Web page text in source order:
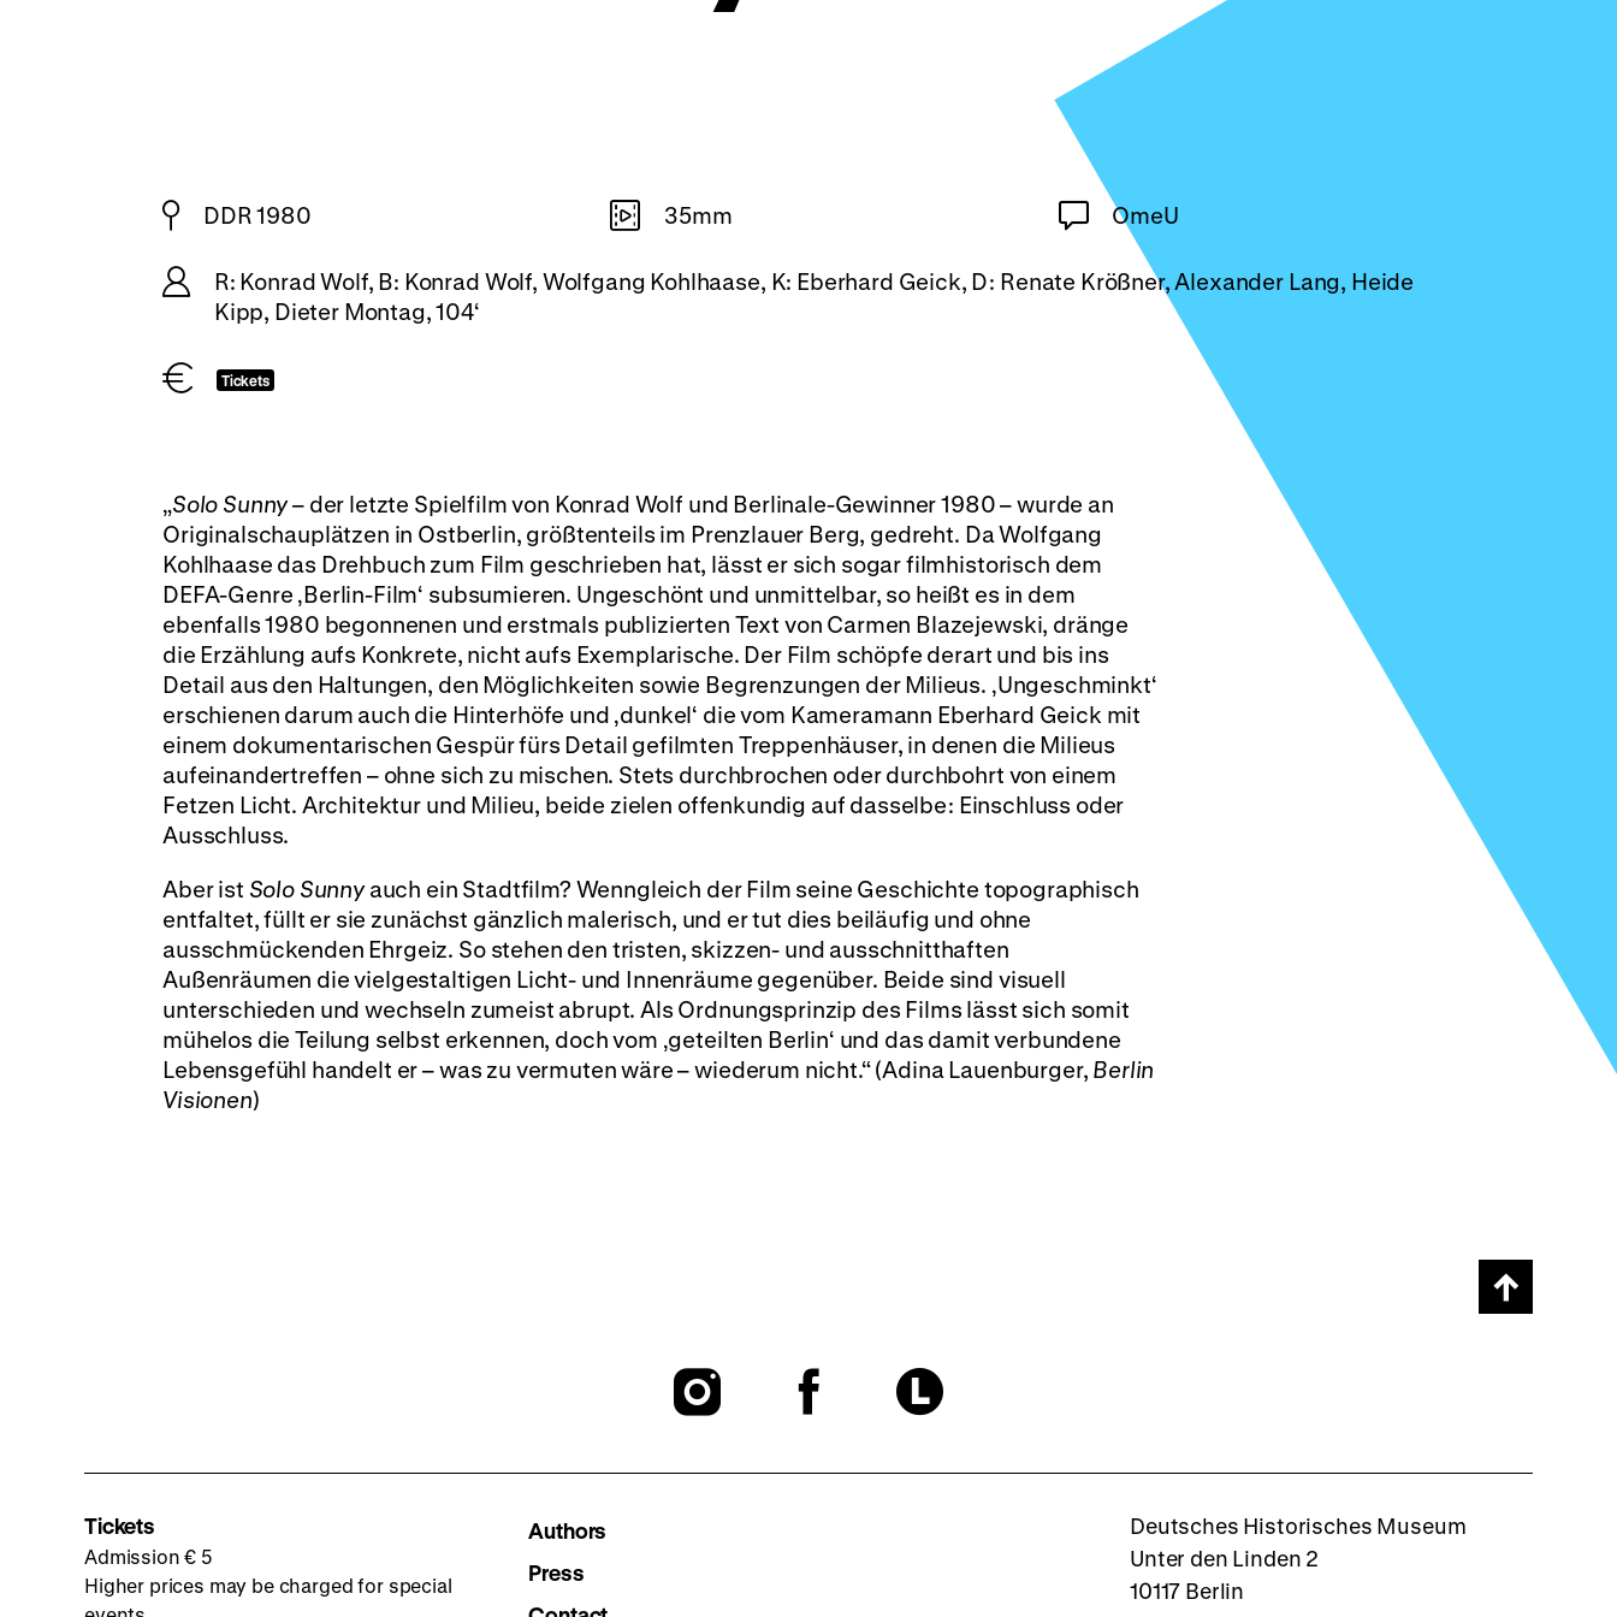
DDR 1980 35mm OmeU
R: Konrad Wolf, B: Konrad Wolf, Wolfgang Kohlhaase, K: Eberhard Geick, D: Renate Krößner, Alexander Lang, Heide
Kipp, Dieter Montag, 104‘
Tickets
„Solo Sunny– der letzte Spielfilm von Konrad Wolf und Berlinale-Gewinner 1980 – wurde an
Originalschauplätzen in Ostberlin, größtenteils im Prenzlauer Berg, gedreht. Da Wolfgang
Kohlhaase das Drehbuch zum Film geschrieben hat, lässt er sich sogar filmhistorisch dem
DEFA-Genre ‚Berlin-Film‘ subsumieren. Ungeschönt und unmittelbar, so heißt es in dem
ebenfalls 1980 begonnenen und erstmals publizierten Text von Carmen Blazejewski, dränge
die Erzählung aufs Konkrete, nicht aufs Exemplarische. Der Film schöpfe derart und bis ins
Detail aus den Haltungen, den Möglichkeiten sowie Begrenzungen der Milieus. ‚Ungeschminkt‘
erschienen darum auch die Hinterhöfe und ‚dunkel‘ die vom Kameramann Eberhard Geick mit
einem dokumentarischen Gespür fürs Detail gefilmten Treppenhäuser, in denen die Milieus
aufeinandertreffen – ohne sich zu mischen. Stets durchbrochen oder durchbohrt von einem
Fetzen Licht. Architektur und Milieu, beide zielen offenkundig auf dasselbe: Einschluss oder
Ausschluss.
Aber ist Solo Sunnyauch ein Stadtfilm? Wenngleich der Film seine Geschichte topographisch
entfaltet, füllt er sie zunächst gänzlich malerisch, und er tut dies beiläufig und ohne
ausschmückenden Ehrgeiz. So stehen den tristen, skizzen- und ausschnitthaften
Außenräumen die vielgestaltigen Licht- und Innenräume gegenüber. Beide sind visuell
unterschieden und wechseln zumeist abrupt. Als Ordnungsprinzip des Films lässt sich somit
mühelos die Teilung selbst erkennen, doch vom ‚geteilten Berlin‘ und das damit verbundene
Lebensgefühl handelt er – was zu vermuten wäre – wiederum nicht.“ (Adina Lauenburger, Berlin
Visionen)
Scroll
page
To
To
To
Letterboxd
Tickets
Admission € 5
Higher prices may be charged for special
Authors
Press
Deutsches Historisches Museum
Unter den Linden 2
10117 Berlin